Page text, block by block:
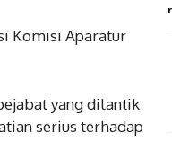
Komisi Aparatur
yang dilantik
serius terhadap